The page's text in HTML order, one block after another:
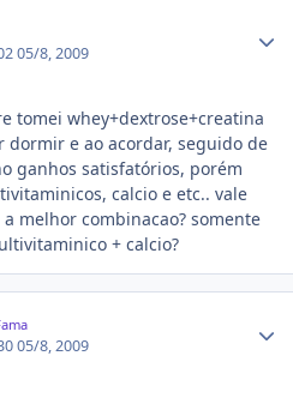
05/8, 2009
tomei whey+dextrose+creatina
e ao acordar, seguido de
ganhos satisfatórios, porém
calcio e etc.. vale
melhor combinacao? somente
+ calcio?
05/8, 2009